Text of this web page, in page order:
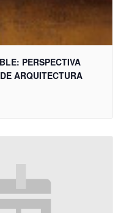
PERSPECTIVA
ARQUITECTURA